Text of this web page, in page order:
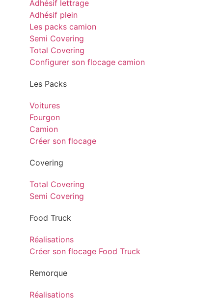
Adhésif lettrage
Adhésif plein
Les packs camion
Semi Covering
Total Covering
Configurer son flocage camion
Les Packs
Voitures
Fourgon
Camion
Créer son flocage
Covering
Total Covering
Semi Covering
Food Truck
Réalisations
Créer son flocage Food Truck
Remorque
Réalisations